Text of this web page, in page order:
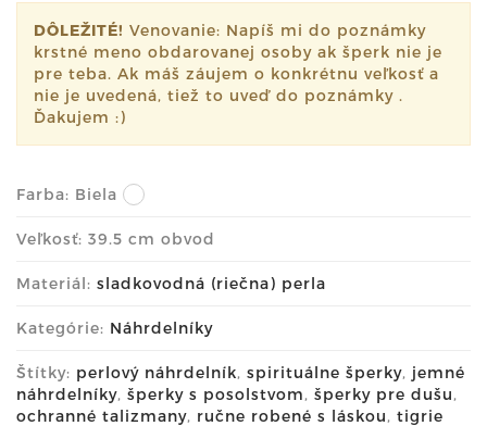
DÔLEŽITÉ! Venovanie: Napíš mi do poznámky
krstné meno obdarovanej osoby ak šperk nie je
pre teba. Ak máš záujem o konkrétnu veľkosť a
nie je uvedená, tiež to uveď do poznámky .
Ďakujem :)
Farba: Biela
Veľkosť: 39.5 cm obvod
Materiál: sladkovodná (riečna) perla
Kategórie: Náhrdelníky
Štítky: perlový náhrdelník, spirituálne šperky, jemné
náhrdelníky, šperky s posolstvom, šperky pre dušu,
ochranné talizmany, ručne robené s láskou, tigrie